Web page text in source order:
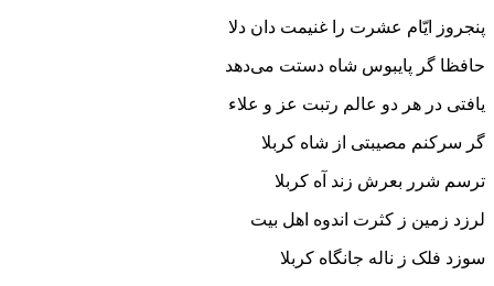
پنجروز ایّام عشرت را غنیمت دان دلا
حافظا گر پایبوس شاه دستت مى‌دهد
یافتى در هر دو عالم رتبت عز و علاء
گر سرکنم مصیبتی از شاه کربلا
ترسم شرر بعرش زند آه کربلا
لرزد زمین ز کثرت اندوه اهل بیت
سوزد فلک ز ناله جانگاه کربلا